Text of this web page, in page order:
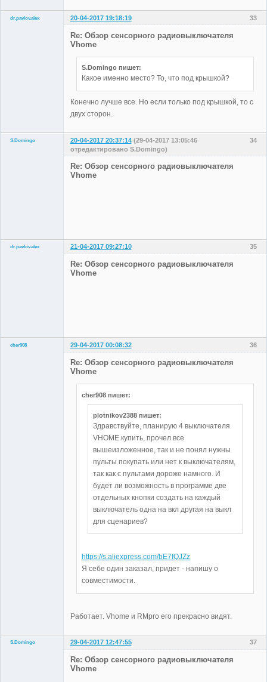
33
dr.pavlov.alex
20-04-2017 19:18:19
Re: Обзор сенсорного радиовыключателя
Vhome
S.Domingo пишет:
Какое именно место? То, что под крышкой?
Конечно лучше все. Но если только под крышкой, то с
двух сторон.
34
S.Domingo 20-04-2017 20:37:14 (29-04-2017 13:05:46
отредактировано S.Domingo)
Re: Обзор сенсорного радиовыключателя
Vhome
35
dr.pavlov.alex
21-04-2017 09:27:10
Re: Обзор сенсорного радиовыключателя
Vhome
36
cher908
29-04-2017 00:08:32
Re: Обзор сенсорного радиовыключателя
Vhome
cher908 пишет:
plotnikov2388 пишет:
Здравствуйте, планирую 4 выключателя
VHOME купить, прочел все
вышеизложенное, так и не понял нужны
пульты покупать или нет к выключателям,
так как с пультами дороже намного. И
будет ли возможность в программе две
отдельных кнопки создать на каждый
выключатель одна на вкл другая на выкл
для сценариев?
https://s.aliexpress.com/bE7fQJZz
Я себе один заказал, придет - напишу о
совместимости.
Работает. Vhome и RMpro его прекрасно видят.
37
S.Domingo
29-04-2017 12:47:55
Re: Обзор сенсорного радиовыключателя
Vhome